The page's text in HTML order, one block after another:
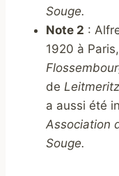
Souge.
Note 2 :
1920 à
de Leitmeritz
a aussi été
Association
Souge.